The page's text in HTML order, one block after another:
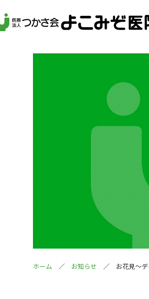
ホーム お知らせ お花見～